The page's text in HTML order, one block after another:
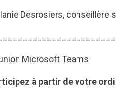
Desrosiers, conseillère
Microsoft Teams
à partir de votre